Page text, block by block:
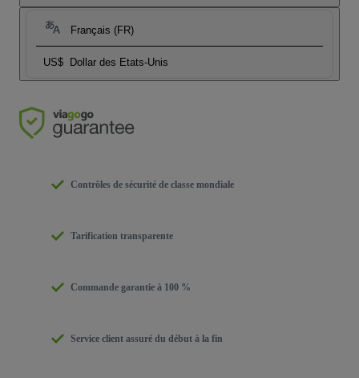
Français (FR)
US$ Dollar des Etats-Unis
Contrôles de sécurité de classe mondiale
Tarification transparente
Commande garantie à 100 %
Service client assuré du début à la fin